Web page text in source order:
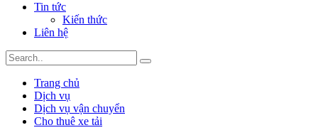
Tin tức
Kiến thức
Liên hệ
Trang chủ
Dịch vụ
Dịch vụ vận chuyển
Cho thuê xe tải